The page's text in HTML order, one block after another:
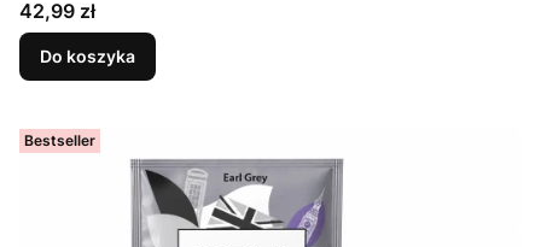
Cena
42,99 zł
Do koszyka
Bestseller